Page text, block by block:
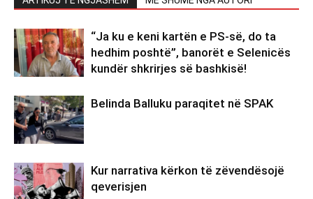
“Ja ku e keni kartën e PS-së, do ta
hedhim poshtë”, banorët e Selenicës
kundër shkrirjes së bashkisë!
Belinda Balluku paraqitet në SPAK
Kur narrativa kërkon të zëvendësojë
qeverisjen